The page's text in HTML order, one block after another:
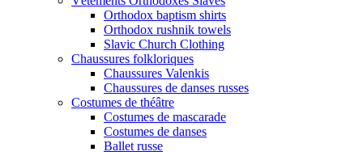
Orthodox baptism shirts
Orthodox rushnik towels
Slavic Church Clothing
Chaussures folkloriques
Chaussures Valenkis
Chaussures de danses russes
Costumes de théâtre
Costumes de mascarade
Costumes de danses
Ballet russe